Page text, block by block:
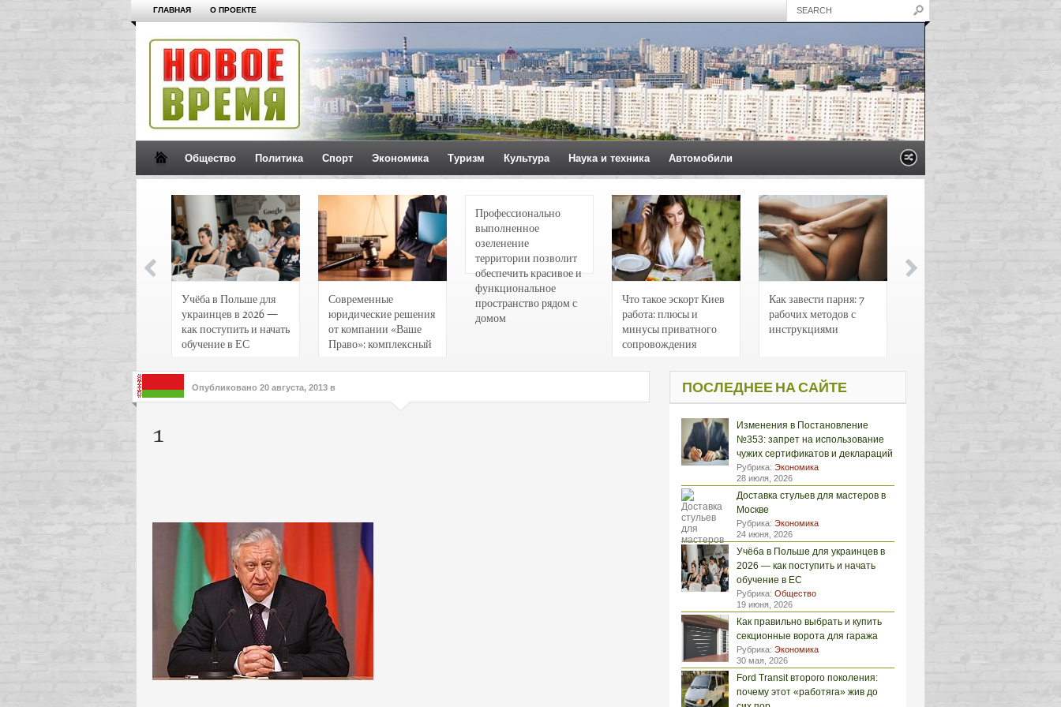
ГЛАВНАЯ О ПРОЕКТЕ
Общество Политика Спорт Экономика Туризм Культура Наука и техника Автомобили
Учёба в Польше для
украинцев в 2026 —
как поступить и начать
обучение в ЕС
Современные
юридические решения
от компании «Ваше
Право»: комплексный
интересов клиентов
Профессионально
выполненное
озеленение
территории позволит
обеспечить красивое и
функциональное
пространство рядом с
домом
Что такое эскорт Киев
работа: плюсы и
минусы приватного
сопровождения
Как завести парня: 7
рабочих методов с
инструкциями
Опубликовано 20 августа, 2013 в
1
ПОСЛЕДНЕЕ НА САЙТЕ
Изменения в Постановление
№353: запрет на использование
чужих сертификатов и деклараций
Рубрика: Экономика
28 июля, 2026
Доставка стульев для мастеров в
Москве
Рубрика: Экономика
24 июня, 2026
Учёба в Польше для украинцев в
2026 — как поступить и начать
обучение в ЕС
Рубрика: Общество
19 июня, 2026
Как правильно выбрать и купить
секционные ворота для гаража
Рубрика: Экономика
30 мая, 2026
Ford Transit второго поколения:
почему этот «работяга» жив до